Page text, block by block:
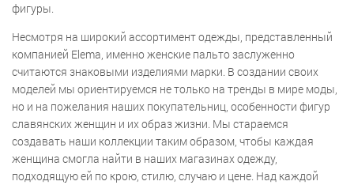
фигуры.
Несмотря на широкий ассортимент одежды, представленный
компанией Elema, именно женские пальто заслуженно
считаются знаковыми изделиями марки. В создании своих
моделей мы ориентируемся не только на тренды в мире моды,
но и на пожелания наших покупательниц, особенности фигур
славянских женщин и их образ жизни. Мы стараемся
создавать наши коллекции таким образом, чтобы каждая
женщина смогла найти в наших магазинах одежду,
подходящую ей по крою, стилю, случаю и цене. Над каждой